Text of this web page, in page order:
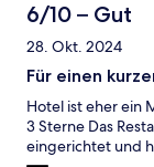
6/10 – Gut
28. Okt. 2024
Für einen
Hotel ist eher ein
3 Sterne Das
eingerichtet und